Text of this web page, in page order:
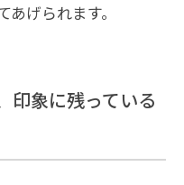
げられます。
印象に残っている